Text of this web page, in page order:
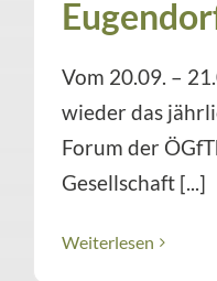
Vom 20.09. –
wieder das
Forum der
Gesellschaft [...]
Weiterlesen